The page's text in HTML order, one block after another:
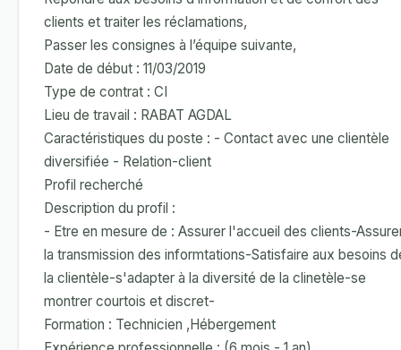
clients et traiter les réclamations,
Passer les consignes à l’équipe suivante,
Date de début : 11/03/2019
Type de contrat : CI
Lieu de travail : RABAT AGDAL
Caractéristiques du poste : - Contact avec une clientèle
diversifiée - Relation-client
Profil recherché
Description du profil :
- Etre en mesure de : Assurer l'accueil des clients-
la transmission des informtations-Satisfaire aux besoins
la clientèle-s'adapter à la diversité de la clinetèle-se
montrer courtois et discret-
Formation : Technicien ,Hébergement